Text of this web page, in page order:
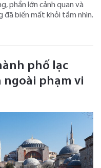
phần lớn cảnh quan và
đã biến mất khỏi tầm nhìn.
phố lạc
ngoài phạm vi